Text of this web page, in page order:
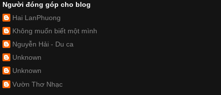
Người đóng góp cho blog
Hai LanPhuong
Không muốn biết một mình
Nguyễn Hải - Du ca
Unknown
Unknown
Vườn Thơ Nhạc